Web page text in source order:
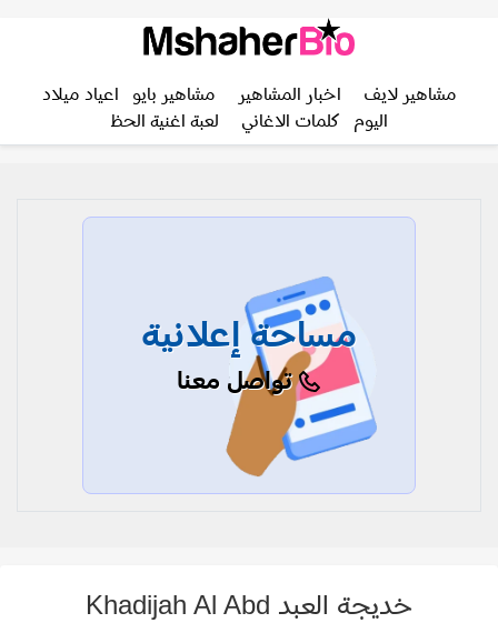
مشاهير لايف اخبار المشاهير مشاهير بايو
اعياد ميلاد
اليوم
كلمات الاغاني لعبة اغنية الحظ
مساحة إعلانية
تواصل معنا
خديجة العبد Khadijah Al Abd